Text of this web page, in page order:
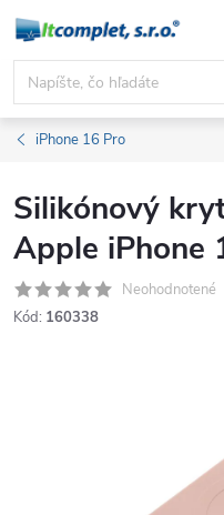
Prejsť
obsah
iPhone 16 Pro
Silikónový
Apple iPhone
Neohodnotené
Kód: 160338